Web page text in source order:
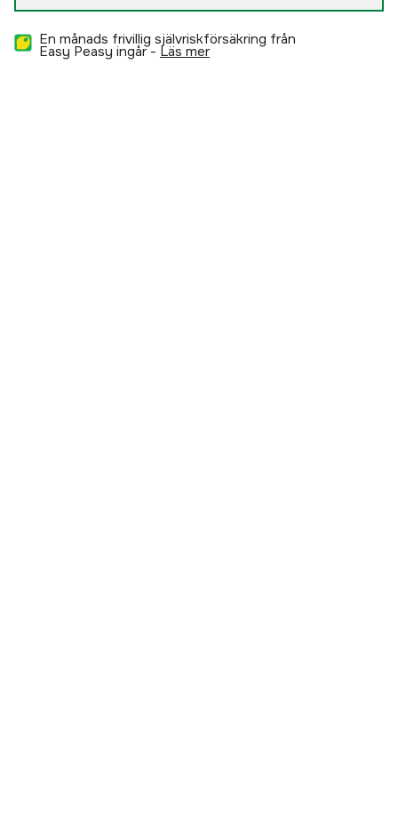
En månads frivillig självriskförsäkring från
Easy Peasy ingår - läs mer